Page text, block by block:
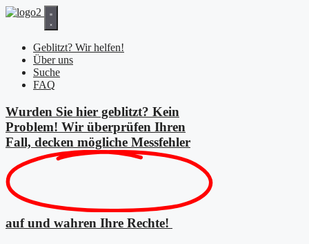
Zum
Geblitzt? Wir helfen!
Über uns
Suche
FAQ
Wurden Sie hier geblitzt? Kein
Problem! Wir überprüfen Ihren
Fall, decken mögliche Messfehler
auf und wahren Ihre Rechte!